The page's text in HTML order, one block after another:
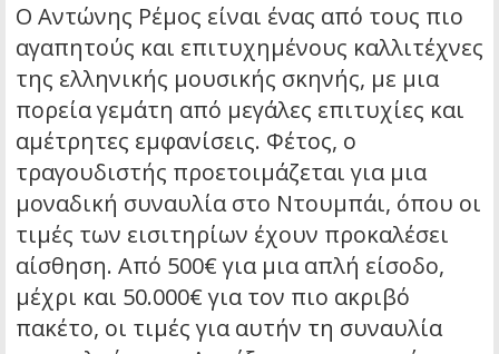
Ο Αντώνης Ρέμος είναι ένας από τους πιο
αγαπητούς και επιτυχημένους καλλιτέχνες
της ελληνικής μουσικής σκηνής, με μια
πορεία γεμάτη από μεγάλες επιτυχίες και
αμέτρητες εμφανίσεις. Φέτος, ο
τραγουδιστής προετοιμάζεται για μια
μοναδική συναυλία στο Ντουμπάι, όπου οι
τιμές των εισιτηρίων έχουν προκαλέσει
αίσθηση. Από 500€ για μια απλή είσοδο,
μέχρι και 50.000€ για τον πιο ακριβό
πακέτο, οι τιμές για αυτήν τη συναυλία